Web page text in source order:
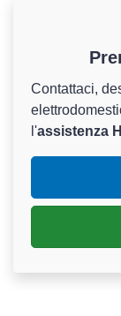
Contattaci,
l'assistenza